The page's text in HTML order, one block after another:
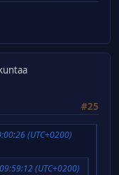
#25
(UTC+0200)
(UTC+0200)